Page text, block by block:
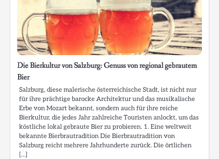
Die Bierkultur von Salzburg: Genuss von regional gebrautem
Bier
Salzburg, diese malerische österreichische Stadt, ist nicht nur
für ihre prächtige barocke Architektur und das musikalische
Erbe von Mozart bekannt, sondern auch für ihre reiche
Bierkultur, die jedes Jahr zahlreiche Touristen anlockt, um das
köstliche lokal gebraute Bier zu probieren. 1. Eine weltweit
bekannte Bierbrautradition Die Bierbrautradition von
Salzburg reicht mehrere Jahrhunderte zurück. Die örtlichen
[…]